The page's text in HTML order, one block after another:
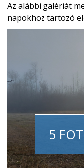
Az alábbi galériát
napokhoz tartozó
5